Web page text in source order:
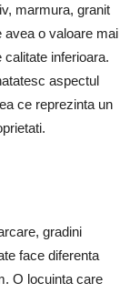
marmura, granit
avea o valoare mai
inferioara.
aspectul
ce reprezinta un
gradini
face diferenta
O locuinta care